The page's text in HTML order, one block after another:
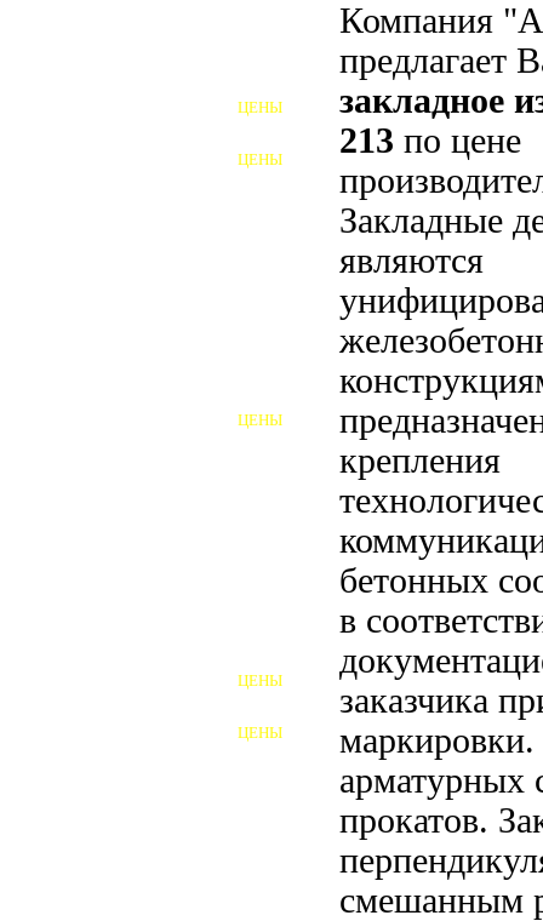
Компания
предлагает
закладное
213 по цене
Закладные
являются
крепления
бетонных
в
заказчика
маркировки.
арматурных
прокатов.
смешанным
ЦЕНЫ
ЦЕНЫ
ШАЙБЫ ФУНДАМЕНТНЫЕ
ЦЕНЫ
ЦЕНЫ
ЦЕНЫ